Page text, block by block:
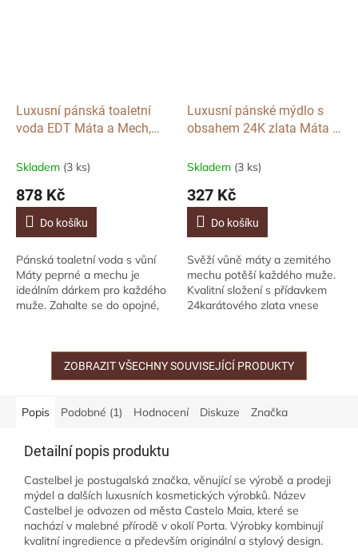
Luxusní pánská toaletní
voda EDT Máta a Mech,
Skladem (3 ks)
878 Kč
Do košíku
Pánská toaletní voda s vůní
Máty peprné a mechu je
ideálním dárkem pro každého
muže. Zahalte se do opojné,
Luxusní pánské mýdlo s
obsahem 24K zlata Máta a
Skladem (3 ks)
327 Kč
Do košíku
Svěží vůně máty a zemitého
mechu potěší každého muže.
Kvalitní složení s přídavkem
24karátového zlata vnese
rukou a poskytne...
ZOBRAZIT VŠECHNY SOUVISEJÍCÍ PRODUKTY
Popis Podobné (1) Hodnocení Diskuze Značka
Detailní popis produktu
Castelbel je postugalská značka, věnující se výrobě a prodeji
mýdel a dalších luxusních kosmetických výrobků. Název
Castelbel je odvozen od města Castelo Maia, které se
nachází v malebné přírodě v okolí Porta. Výrobky kombinují
kvalitní ingredience a především originální a stylový design.